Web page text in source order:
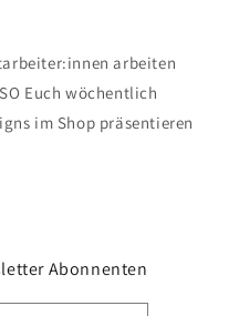
arbeiten
Euch wöchentlich
im Shop präsentieren
Abonnenten